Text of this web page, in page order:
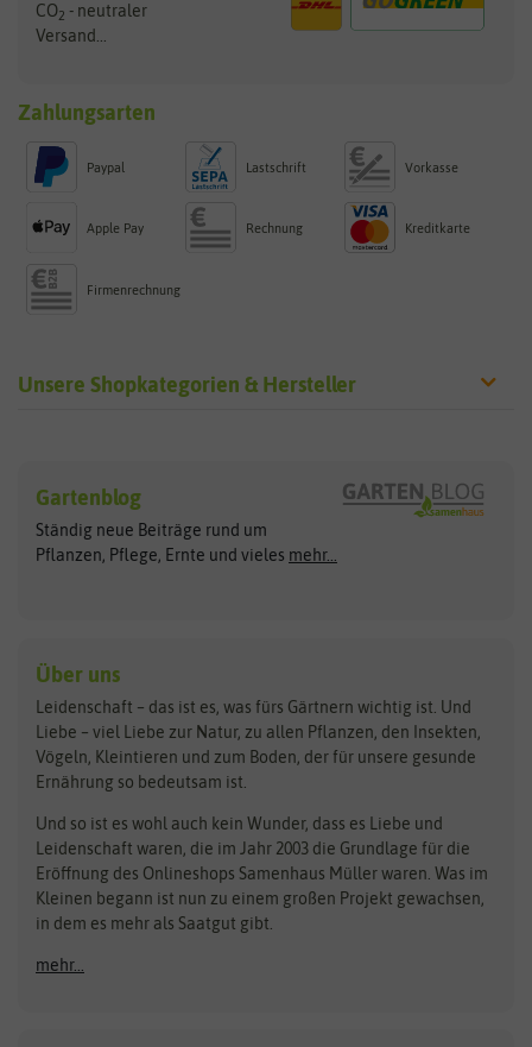
CO2 - neutraler
Versand...
Zahlungsarten
Paypal Lastschrift Vorkasse
Apple Pay Rechnung Kreditkarte
Firmenrechnung
Unsere Shopkategorien & Hersteller
Exotische Samen
Gemüsesamen
Gründünger
Kräutersamen
Obstsamen
Pilzbrut
Rasensamen
Steckzwiebeln
Zimmer & Kübelpflanzen
Kataloge
Schnäppchen
Anzucht & Gartenzubehör
Anzuchtschalen
Arche Noah
ASB Greenworld
Benary
Bingenheimer Saatgut
Bionana
BIOWOL
Blumicorn
Bûten Birds
Clever Pots
COMPO
Dürr-Samen
Feldsaaten Freudenberger
Fertil
Flora Elite
Gartenblog
Ständig neue Beiträge rund um
Pflanzen, Pflege, Ernte und vieles mehr...
Über uns
Leidenschaft – das ist es, was fürs Gärtnern wichtig ist. Und
Liebe – viel Liebe zur Natur, zu allen Pflanzen, den Insekten,
Vögeln, Kleintieren und zum Boden, der für unsere gesunde
Ernährung so bedeutsam ist.
Und so ist es wohl auch kein Wunder, dass es Liebe und
Leidenschaft waren, die im Jahr 2003 die Grundlage für die
Eröffnung des Onlineshops Samenhaus Müller waren. Was im
Kleinen begann ist nun zu einem großen Projekt gewachsen,
in dem es mehr als Saatgut gibt.
mehr...